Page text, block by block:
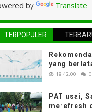
by Translate
TERPOPULER
yang
18.42.00 0
PAT usai,
merefresh